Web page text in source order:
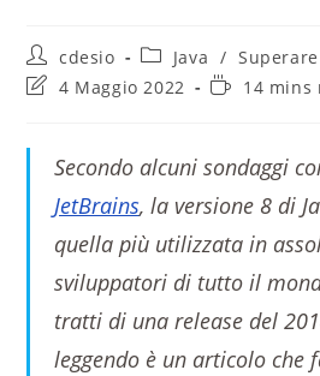
cdesio Java / Superare
4 Maggio 2022
14 mins
Secondo alcuni sondaggi
JetBrains, la versione 8 di
quella più utilizzata in
sviluppatori di tutto il
tratti di una release del
leggendo è un articolo che